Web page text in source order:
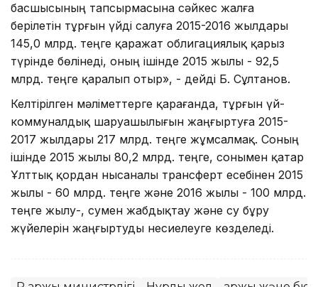
басшысының тапсырмасына сәйкес жалға
берілетін тұрғын үйді салуға 2015-2016 жылдары
145,0 млрд. теңге қаражат облигациялық қарыз
түрінде бөлінеді, оның ішінде 2015 жылы - 92,5
млрд. теңге қаралып отыр», - дейді Б. Сұлтанов.
Келтірілген мәліметтерге қарағанда, тұрғын үй-
коммуналдық шаруашылығын жаңғыртуға 2015-
2017 жылдары 217 млрд. теңге жұмсалмақ. Соның
ішінде 2015 жылы 80,2 млрд. теңге, сонымен қатар
Ұлттық қордан нысаналы трансферт есебінен 2015
жылы - 60 млрд. теңге және 2016 жылы - 100 млрд.
теңге жылу-, сумен жабдықтау және су бұру
жүйелерін жаңғыртуды несиелеуге көзделеді.